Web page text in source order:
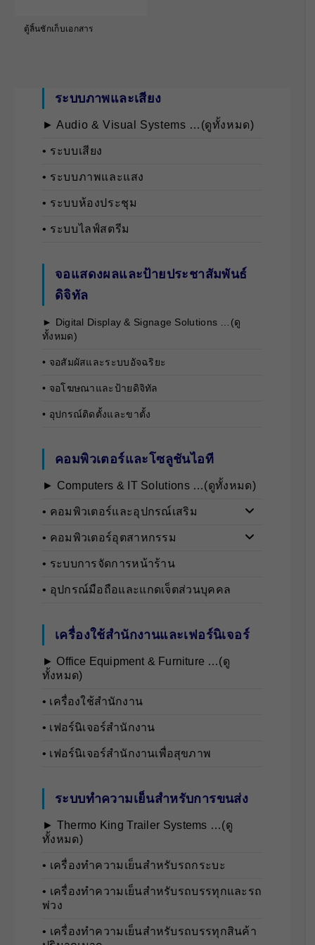
ตู้ลิ้นชักเก็บเอกสาร
ระบบภาพและเสียง
► Audio & Visual Systems …(ดูทั้งหมด)
• ระบบเสียง
• ระบบภาพและแสง
• ระบบห้องประชุม
• ระบบไลฟ์สตรีม
จอแสดงผลและป้ายประชาสัมพันธ์
ดิจิทัล
► Digital Display & Signage Solutions …(ดู
ทั้งหมด)
• จอสัมผัสและระบบอัจฉริยะ
• จอโฆษณาและป้ายดิจิทัล
• อุปกรณ์ติดตั้งและขาตั้ง
คอมพิวเตอร์และโซลูชันไอที
► Computers & IT Solutions …(ดูทั้งหมด)
• คอมพิวเตอร์และอุปกรณ์เสริม
• คอมพิวเตอร์อุตสาหกรรม
• ระบบการจัดการหน้าร้าน
• อุปกรณ์มือถือและแกดเจ็ตส่วนบุคคล
เครื่องใช้สำนักงานและเฟอร์นิเจอร์
► Office Equipment & Furniture …(ดู
ทั้งหมด)
• เครื่องใช้สำนักงาน
• เฟอร์นิเจอร์สำนักงาน
• เฟอร์นิเจอร์สำนักงานเพื่อสุขภาพ
ระบบทำความเย็นสำหรับการขนส่ง
► Thermo King Trailer Systems …(ดู
ทั้งหมด)
• เครื่องทำความเย็นสำหรับรถกระบะ
• เครื่องทำความเย็นสำหรับรถบรรทุกและรถ
พ่วง
• เครื่องทำความเย็นสำหรับรถบรรทุกสินค้า